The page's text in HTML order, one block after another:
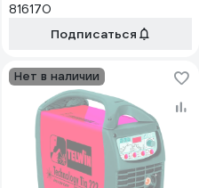
816170
Подписаться
Нет в наличии